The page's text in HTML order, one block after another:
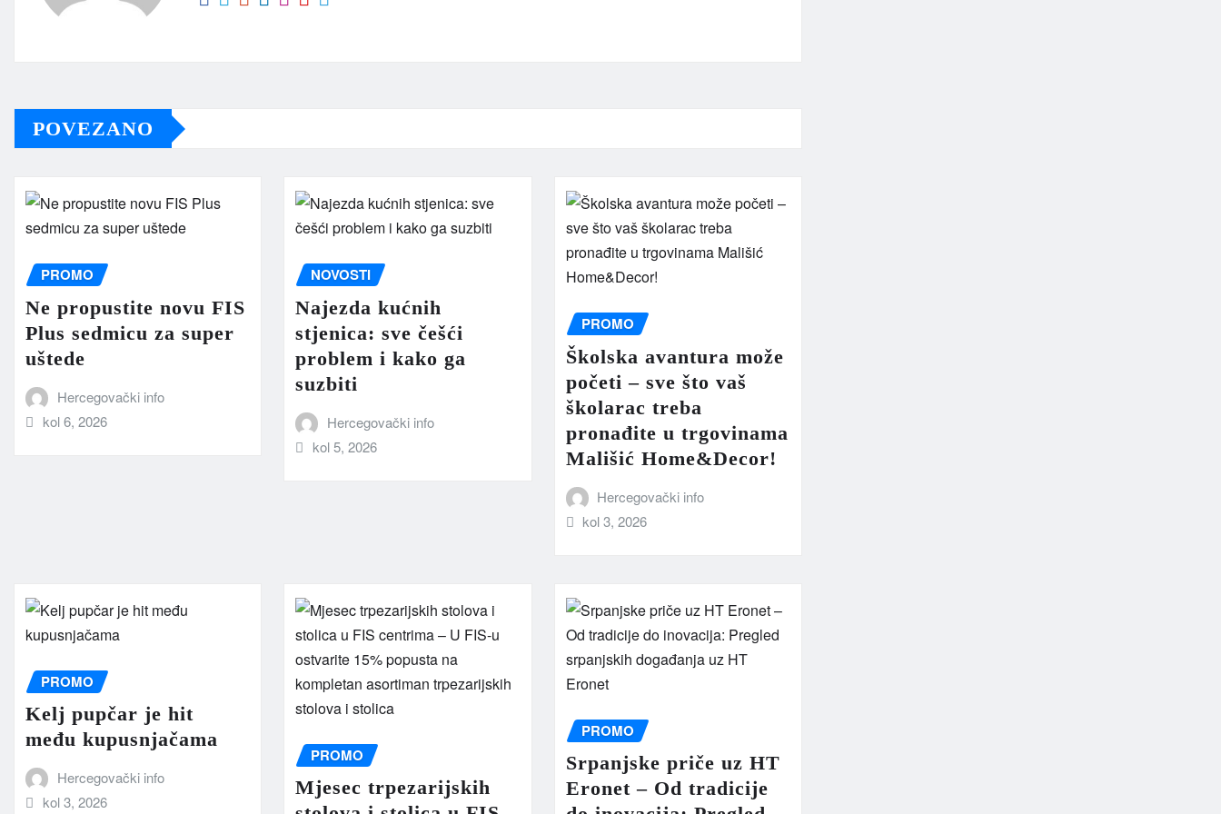
POVEZANO
PROMO
Ne propustite novu FIS
Plus sedmicu za super
uštede
Hercegovački info
kol 6, 2026
NOVOSTI
Najezda kućnih
stjenica: sve češći
problem i kako ga
suzbiti
Hercegovački info
kol 5, 2026
PROMO
Školska avantura može
početi – sve što vaš
školarac treba
pronađite u trgovinama
Mališić Home&Decor!
Hercegovački info
kol 3, 2026
PROMO
Kelj pupčar je hit
među kupusnjačama
Hercegovački info
kol 3, 2026
PROMO
Mjesec trpezarijskih
PROMO
Srpanjske priče uz HT
Eronet – Od tradicije